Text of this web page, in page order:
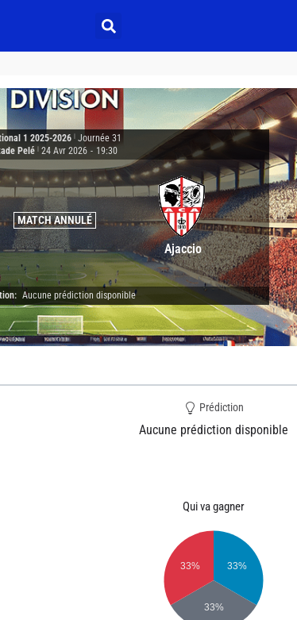
1 2025-2026 Journée 31
Pelé
24 Avr 2026 - 19:30
MATCH ANNULÉ
Ajaccio
Aucune prédiction disponible
Prédiction
Aucune prédiction disponible
Qui va gagner